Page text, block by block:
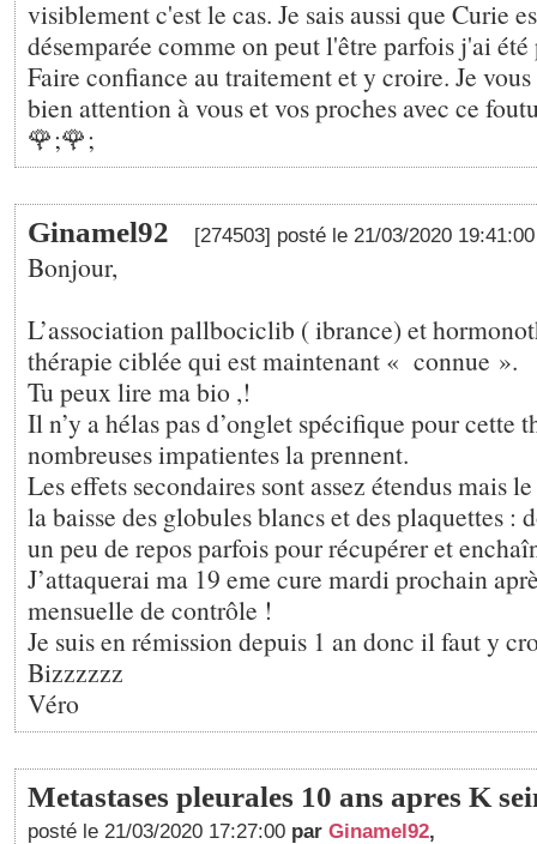
visiblement c'est le cas. Je sais aussi que Curie
désemparée comme on peut l'être parfois j'ai été
Faire confiance au traitement et y croire. Je vous
bien attention à vous et vos proches avec ce
🌹;🌹;
Ginamel92 [274503] posté le 21/03/2020
Bonjour,
L’association pallbociclib ( ibrance) et
thérapie ciblée qui est maintenant « connue ».
Tu peux lire ma bio ,!
Il n’y a hélas pas d’onglet spécifique pour cette
nombreuses impatientes la prennent.
Les effets secondaires sont assez étendus mais
la baisse des globules blancs et des plaquettes :
un peu de repos parfois pour récupérer et
J’attaquerai ma 19 eme cure mardi prochain
mensuelle de contrôle !
Je suis en rémission depuis 1 an donc il faut y
Bizzzzzz
Véro
Metastases pleurales 10 ans apres K
posté le 21/03/2020 17:27:00 par Ginamel92,